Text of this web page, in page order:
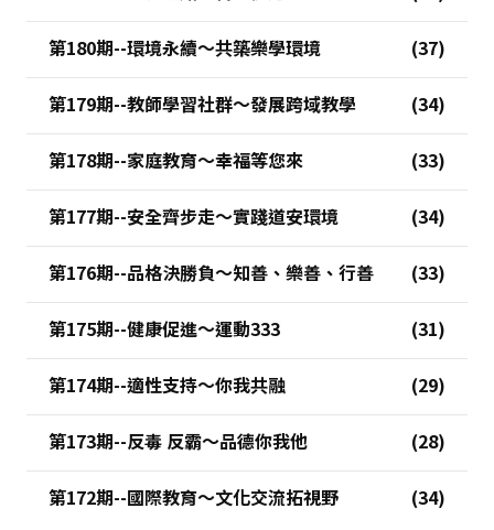
第180期--環境永續～共築樂學環境
第179期--教師學習社群～發展跨域教學
第178期--家庭教育～幸福等您來
第177期--安全齊步走～實踐道安環境
第176期--品格決勝負～知善、樂善、行善
第175期--健康促進～運動333
第174期--適性支持～你我共融
第173期--反毒 反霸～品德你我他
第172期--國際教育～文化交流拓視野